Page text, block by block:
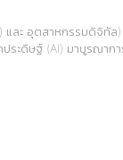
และ อุตสาหกรรมดิจิทัล)
ดิษฐ์ (AI) มาบูรณาก